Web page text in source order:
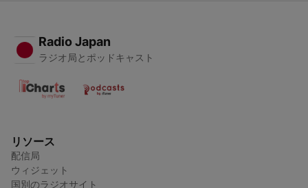
Radio Japan
ラジオ局とポッドキャスト
リソース
配信局
ウィジェット
国別のラジオサイト